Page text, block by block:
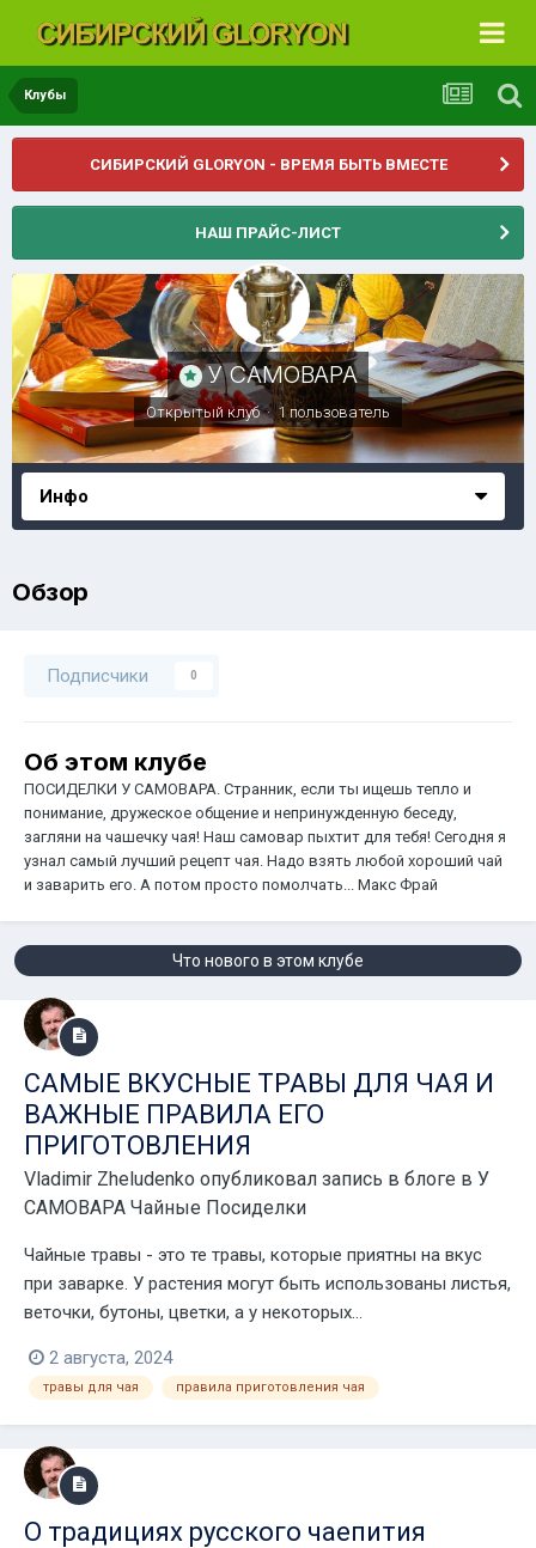
Клубы
СИБИРСКИЙ GLORYON - ВРЕМЯ БЫТЬ ВМЕСТЕ
НАШ ПРАЙС-ЛИСТ
У САМОВАРА
Открытый клуб · 1 пользователь
Инфо
Обзор
Подписчики 0
Об этом клубе
ПОСИДЕЛКИ У САМОВАРА. Странник, если ты ищешь тепло и
понимание, дружеское общение и непринужденную беседу,
загляни на чашечку чая! Наш самовар пыхтит для тебя! Сегодня я
узнал самый лучший рецепт чая. Надо взять любой хороший чай
и заварить его. А потом просто помолчать... Макс Фрай
Что нового в этом клубе
САМЫЕ ВКУСНЫЕ ТРАВЫ ДЛЯ ЧАЯ И
ВАЖНЫЕ ПРАВИЛА ЕГО
ПРИГОТОВЛЕНИЯ
Vladimir Zheludenko опубликовал запись в блоге в У
САМОВАРА Чайные Посиделки
Чайные травы - это те травы, которые приятны на вкус
при заварке. У растения могут быть использованы листья,
веточки, бутоны, цветки, а у некоторых...
2 августа, 2024
травы для чая правила приготовления чая
О традициях русского чаепития